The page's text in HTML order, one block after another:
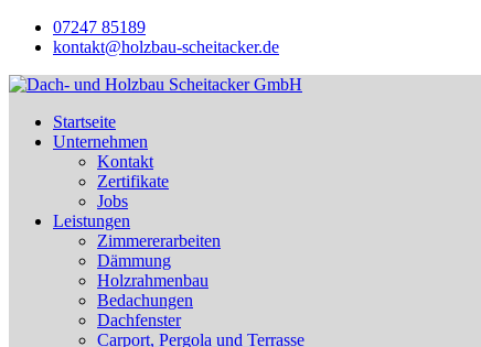
07247 85189
kontakt@holzbau-scheitacker.de
Startseite
Unternehmen
Kontakt
Zertifikate
Jobs
Leistungen
Zimmererarbeiten
Dämmung
Holzrahmenbau
Bedachungen
Dachfenster
Carport, Pergola und Terrasse